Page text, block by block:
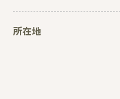
所在地